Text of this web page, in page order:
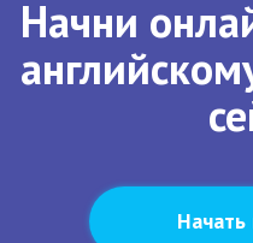
Начни
Начать